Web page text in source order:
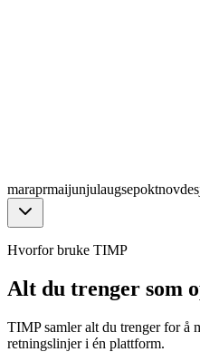
maraprmaijunjulaugsepoktnovdes
Hvorfor bruke TIMP
Alt du trenger som
TIMP samler alt du trenger for å
retningslinjer i én plattform.